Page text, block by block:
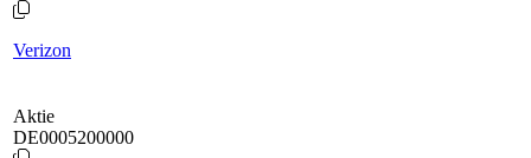
Verizon
Aktie
DE0005200000